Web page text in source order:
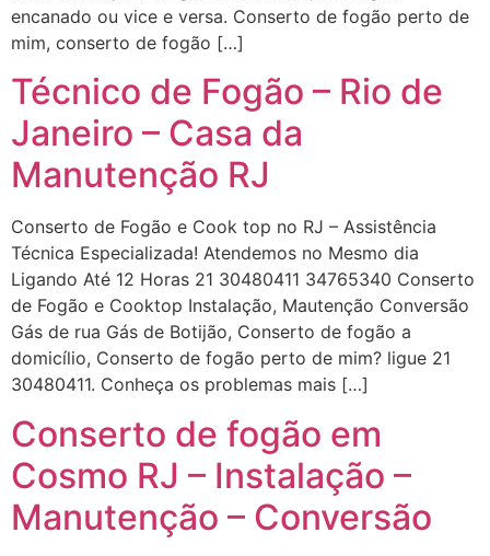
encanado ou vice e versa. Conserto de fogão perto de
mim, conserto de fogão […]
Técnico de Fogão – Rio de
Janeiro – Casa da
Manutenção RJ
Conserto de Fogão e Cook top no RJ – Assistência
Técnica Especializada! Atendemos no Mesmo dia
Ligando Até 12 Horas 21 30480411 34765340 Conserto
de Fogão e Cooktop Instalação, Mautenção Conversão
Gás de rua Gás de Botijão, Conserto de fogão a
domicílio, Conserto de fogão perto de mim? ligue 21
30480411. Conheça os problemas mais […]
Conserto de fogão em
Cosmo RJ – Instalação –
Manutenção – Conversão